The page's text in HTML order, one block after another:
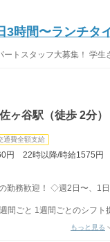
3時間〜ランチタ
トスタッフ大募集！ 学
ヶ谷駅（徒歩 2分）
通費全額支給
円 22時以降/時給1575円
勤務歓迎！ ◇週2日〜、1
間ごと 1週間ごとのシフト
もっと見る